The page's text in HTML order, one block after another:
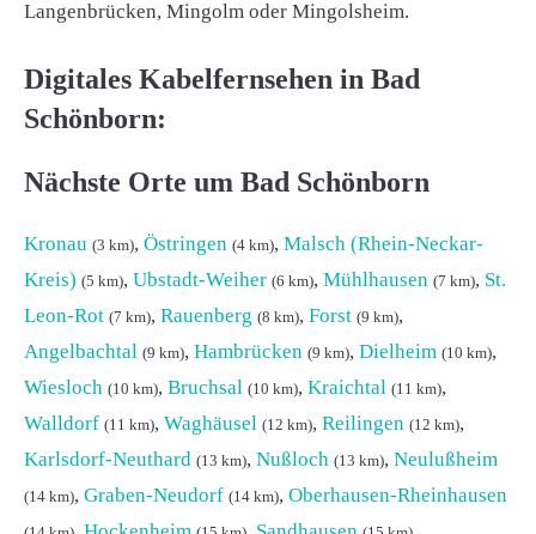
Langenbrücken, Mingolm oder Mingolsheim.
Digitales Kabelfernsehen in Bad
Schönborn:
Nächste Orte um Bad Schönborn
Kronau (3 km), Östringen (4 km), Malsch (Rhein-Neckar-
Kreis) (5 km), Ubstadt-Weiher (6 km), Mühlhausen (7 km), St.
Leon-Rot (7 km), Rauenberg (8 km), Forst (9 km),
Angelbachtal (9 km), Hambrücken (9 km), Dielheim (10 km),
Wiesloch (10 km), Bruchsal (10 km), Kraichtal (11 km),
Walldorf (11 km), Waghäusel (12 km), Reilingen (12 km),
Karlsdorf-Neuthard (13 km), Nußloch (13 km), Neulußheim
(14 km), Graben-Neudorf (14 km), Oberhausen-Rheinhausen